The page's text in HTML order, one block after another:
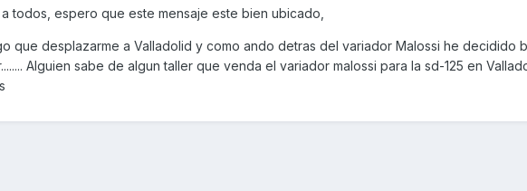
todos, espero que este mensaje este bien ubicado,
que desplazarme a Valladolid y como ando detras del variador Malossi he decidido
Alguien sabe de algun taller que venda el variador malossi para la sd-125 en